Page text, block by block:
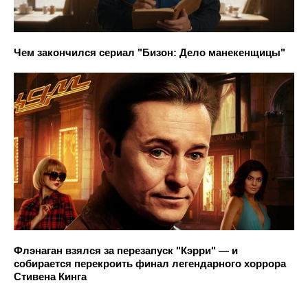
Чем закончился сериал "Бизон: Дело манекенщицы"
Флэнаган взялся за перезапуск "Кэрри" — и
собирается перекроить финал легендарного хоррора
Стивена Кинга